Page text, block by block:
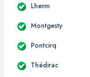
Lherm
Montgesty
Pontcirq
Thédirac